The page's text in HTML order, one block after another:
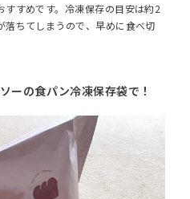
すめです。冷凍保存の目安は約2
ちてしまうので、早めに食べ切
ーの食パン冷凍保存袋で！